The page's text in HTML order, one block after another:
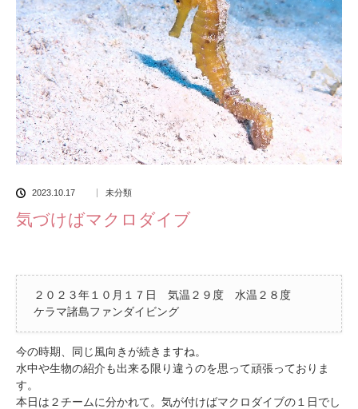
2023.10.17 未分類
気づけばマクロダイブ
２０２３年１０月１７日 気温２９度 水温２８度
ケラマ諸島ファンダイビング
今の時期、同じ風向きが続きますね。
水中や生物の紹介も出来る限り違うのを思って頑張っておりま
す。
本日は２チームに分かれて。気が付けばマクロダイブの１日でし